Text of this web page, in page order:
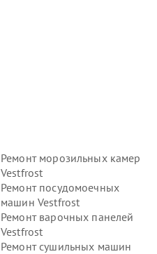
Ремонт морозильных камер
Vestfrost
Ремонт посудомоечных
машин Vestfrost
Ремонт варочных панелей
Vestfrost
Ремонт сушильных машин